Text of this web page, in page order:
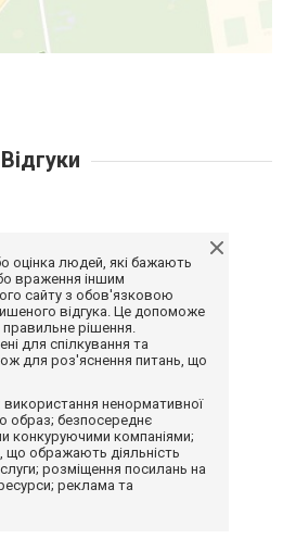
Відгуки
оцінка людей, які бажають
враження іншим
сайту з обов'язковою
відгука. Це допоможе
рішення.
для спілкування та
для роз'яснення питань, що
використання ненормативної
образ; безпосереднє
конкуруючими компаніями;
що ображають діяльність
розміщення посилань на
реклама та